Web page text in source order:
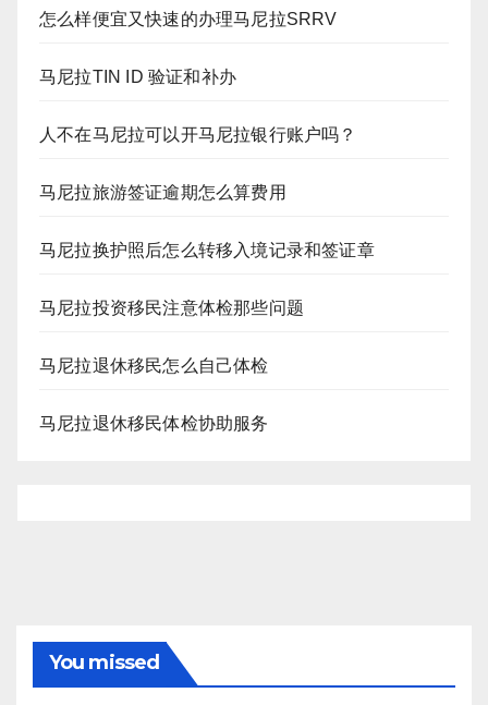
怎么样便宜又快速的办理马尼拉SRRV
马尼拉TIN ID 验证和补办
人不在马尼拉可以开马尼拉银行账户吗？
马尼拉旅游签证逾期怎么算费用
马尼拉换护照后怎么转移入境记录和签证章
马尼拉投资移民注意体检那些问题
马尼拉退休移民怎么自己体检
马尼拉退休移民体检协助服务
You missed